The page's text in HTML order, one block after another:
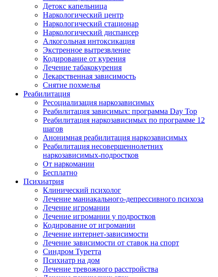
Детокс капельница
Наркологический центр
Наркологический стационар
Наркологический диспансер
Алкогольная интоксикация
Экстренное вытрезвление
Кодирование от курения
Лечение табакокурения
Лекарственная зависимость
Снятие похмелья
Реабилитация
Ресоциализация наркозависимых
Реабилитация зависимых: программа Day Top
Реабилитация наркозависимых по программе 12
шагов
Анонимная реабилитация наркозависимых
Реабилитация несовершеннолетних
наркозависимых-подростков
От наркомании
Бесплатно
Психиатрия
Клинический психолог
Лечение маниакального-депрессивного психоза
Лечение игромании
Лечение игромании у подростков
Кодирование от игромании
Лечение интернет-зависимости
Лечение зависимости от ставок на спорт
Синдром Туретта
Психиатр на дом
Лечение тревожного расстройства